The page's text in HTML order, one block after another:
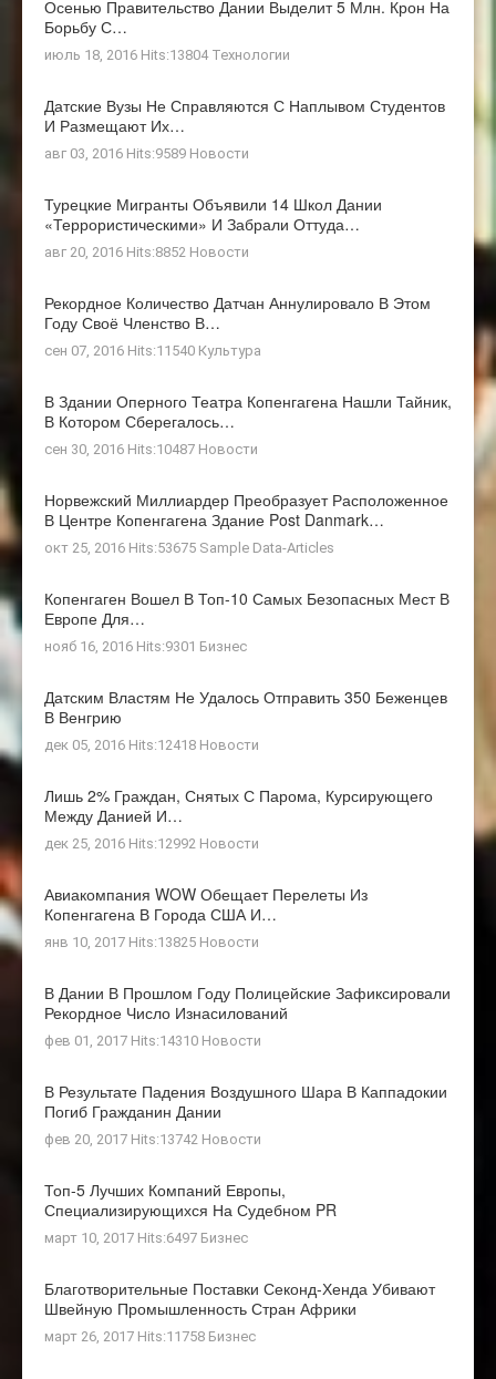
Осенью Правительство Дании Выделит 5 Млн. Крон На
Борьбу С…
июль 18, 2016 Hits:13804 Технологии
Датские Вузы Не Справляются С Наплывом Студентов
И Размещают Их…
авг 03, 2016 Hits:9589 Новости
Турецкие Мигранты Объявили 14 Школ Дании
«террористическими» И Забрали Оттуда…
авг 20, 2016 Hits:8852 Новости
Рекордное Количество Датчан Аннулировало В Этом
Году Своё Членство В…
сен 07, 2016 Hits:11540 Культура
В Здании Оперного Театра Копенгагена Нашли Тайник,
В Котором Сберегалось…
сен 30, 2016 Hits:10487 Новости
Норвежский Миллиардер Преобразует Расположенное
В Центре Копенгагена Здание Post Danmark…
окт 25, 2016 Hits:53675 Sample Data-Articles
Копенгаген Вошел В Топ-10 Самых Безопасных Мест В
Европе Для…
нояб 16, 2016 Hits:9301 Бизнес
Датским Властям Не Удалось Отправить 350 Беженцев
В Венгрию
дек 05, 2016 Hits:12418 Новости
Лишь 2% Граждан, Снятых С Парома, Курсирующего
Между Данией И…
дек 25, 2016 Hits:12992 Новости
Авиакомпания WOW Обещает Перелеты Из
Копенгагена В Города США И…
янв 10, 2017 Hits:13825 Новости
В Дании В Прошлом Году Полицейские Зафиксировали
Рекордное Число Изнасилований
фев 01, 2017 Hits:14310 Новости
В Результате Падения Воздушного Шара В Каппадокии
Погиб Гражданин Дании
фев 20, 2017 Hits:13742 Новости
Топ-5 Лучших Компаний Европы,
Специализирующихся На Судебном PR
март 10, 2017 Hits:6497 Бизнес
Благотворительные Поставки Секонд-Хенда Убивают
Швейную Промышленность Стран Африки
март 26, 2017 Hits:11758 Бизнес